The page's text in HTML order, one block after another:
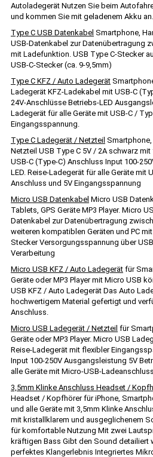
Autoladegerät Nutzen Sie beim
und kommen Sie mit geladenem Akku an.
Type C USB Datenkabel Smartphone,
USB-Datenkabel zur Datenübertragung
mit Ladefunktion. USB Type C-Stecker
USB-C-Stecker (ca. 9-9,5mm)
Type C KFZ / Auto Ladegerät
Ladegerät KFZ-Ladekabel mit USB-C
24V-Anschlüsse Betriebs-LED
Ladegerät für alle Geräte mit USB-C /
Eingangsspannung.
Type C Ladegerät / Netzteil
Netzteil USB Type C 5V / 2A schwarz
USB-C (Type-C) Anschluss Input 100-
LED. Reise-Ladegerät für alle Geräte mit
Anschluss und 5V Eingangsspannung
Micro USB Datenkabel Micro USB
Tablets, GPS Geräte MP3 Player. Micro
Datenkabel zur Datenübertragung
weiteren kompatiblen Geräten und PC
Stecker Versorgungsspannung über
Verarbeitung
Micro USB KFZ / Auto Ladegerät für
Geräte oder MP3 Player mit Micro USB
USB KFZ / Auto Ladegerät Das Auto
hochwertigem Material gefertigt und
Anschluss.
Micro USB Ladegerät / Netzteil für
Geräte oder MP3 Player. Micro USB
Reise-Ladegerät mit flexibler
Input 100-250V Ausgangsleistung 5V
alle Geräte mit Micro-USB-Ladeanschluss
3,5mm Klinke Anschluss Headset /
Headset / Kopfhörer für iPhone,
und alle Geräte mit 3,5mm Klinke
mit kristallklarem und ausgeglichenem
für komfortable Nutzung Mit zwei
kräftigen Bass Gibt den Sound detailiert
perfektes Klangerlebnis Integriertes